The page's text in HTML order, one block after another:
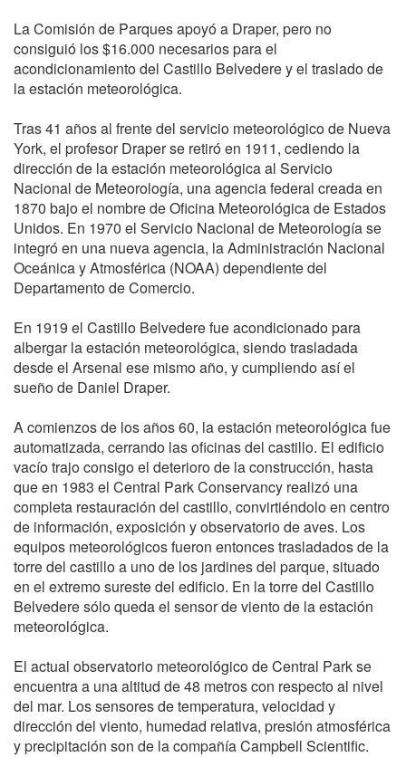
La Comisión de Parques apoyó a Draper, pero no
consiguió los $16.000 necesarios para el
acondicionamiento del Castillo Belvedere y el traslado de
la estación meteorológica.
Tras 41 años al frente del servicio meteorológico de Nueva
York, el profesor Draper se retiró en 1911, cediendo la
dirección de la estación meteorológica al Servicio
Nacional de Meteorología, una agencia federal creada en
1870 bajo el nombre de Oficina Meteorológica de Estados
Unidos. En 1970 el Servicio Nacional de Meteorología se
integró en una nueva agencia, la Administración Nacional
Oceánica y Atmosférica (NOAA) dependiente del
Departamento de Comercio.
En 1919 el Castillo Belvedere fue acondicionado para
albergar la estación meteorológica, siendo trasladada
desde el Arsenal ese mismo año, y cumpliendo así el
sueño de Daniel Draper.
A comienzos de los años 60, la estación meteorológica fue
automatizada, cerrando las oficinas del castillo. El edificio
vacío trajo consigo el deterioro de la construcción, hasta
que en 1983 el Central Park Conservancy realizó una
completa restauración del castillo, convirtiéndolo en centro
de información, exposición y observatorio de aves. Los
equipos meteorológicos fueron entonces trasladados de la
torre del castillo a uno de los jardines del parque, situado
en el extremo sureste del edificio. En la torre del Castillo
Belvedere sólo queda el sensor de viento de la estación
meteorológica.
El actual observatorio meteorológico de Central Park se
encuentra a una altitud de 48 metros con respecto al nivel
del mar. Los sensores de temperatura, velocidad y
dirección del viento, humedad relativa, presión atmosférica
y precipitación son de la compañía Campbell Scientific.